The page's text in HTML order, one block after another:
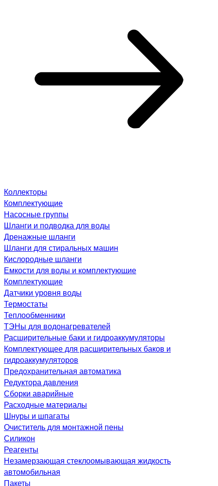
Коллекторы
Комплектующие
Насосные группы
Шланги и подводка для воды
Дренажные шланги
Шланги для стиральных машин
Кислородные шланги
Емкости для воды и комплектующие
Комплектующие
Датчики уровня воды
Термостаты
Теплообменники
ТЭНы для водонагревателей
Расширительные баки и гидроаккумуляторы
Комплектующее для расширительных баков и
гидроаккумуляторов
Предохранительная автоматика
Редуктора давления
Сборки аварийные
Расходные материалы
Шнуры и шпагаты
Очиститель для монтажной пены
Силикон
Реагенты
Незамерзающая стеклоомывающая жидкость
автомобильная
Пакеты